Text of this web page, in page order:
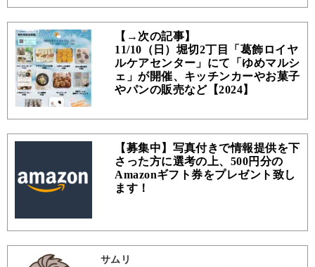
【→次の記事】
11/10（日）堀切2丁目「葛飾ロイヤ
ルケアセンター」にて「ゆめマルシ
ェ」が開催、キッチンカーやお菓子
やパンの販売など【2024】
【募集中】写真付きで情報提供を下
さった方に選考の上、500円分の
Amazonギフト券をプレゼント致し
ます！
サムリ